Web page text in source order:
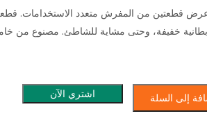
قطعتين من المفرش متعدد الاستخدامات.
خفيفة، وحتى مشاية للشاطئ. مصنوع من
إلى السلة اشتري الآن